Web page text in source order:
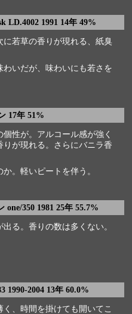
LD.4002 1991 14年 49%
若草の香りが現れる、紙臭
いだが、味わいにも若さを
17年 51%
性が。アルコール感が強く
が現れる。さらにバニラ香
。軽いピートを伴う。
350 1981 25年 55.7%
る。香りの数は多くない。
1990-2004 13年 60.0%
、時間を掛けても開いてこ